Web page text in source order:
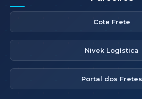
Cote Frete
Nivek Logística
Portal dos Fretes